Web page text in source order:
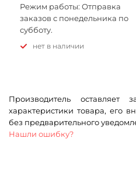
Режим работы: Отправка
заказов с понедельника по
субботу.
Нет в наличии
Производитель
характеристики товара, его
без предварительного
Нашли ошибку?